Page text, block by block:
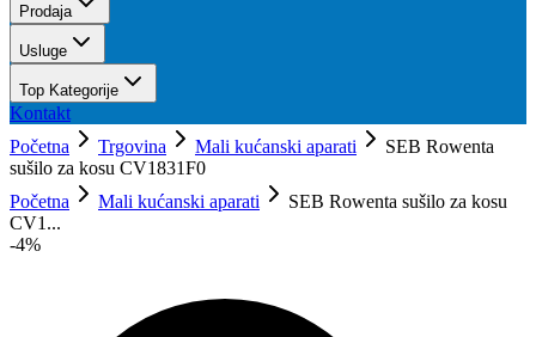
Prodaja
Usluge
Top Kategorije
Kontakt
Početna
Trgovina Mali kućanski aparati
SEB Rowenta
sušilo za kosu CV1831F0
Početna
Mali kućanski aparati
SEB Rowenta sušilo za kosu
CV1...
-4%